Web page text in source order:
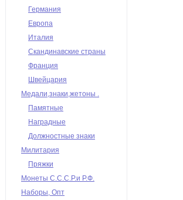
Германия
Европа
Италия
Скандинавские страны
Франция
Швейцария
Медали,знаки,жетоны .
Памятные
Наградные
Должностные знаки
Милитария
Пряжки
Монеты С.С.С.Р.и Р.Ф.
Наборы, Опт